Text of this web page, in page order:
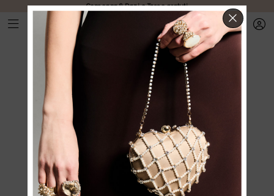
Consegna & Dazi e Tasse gratuti